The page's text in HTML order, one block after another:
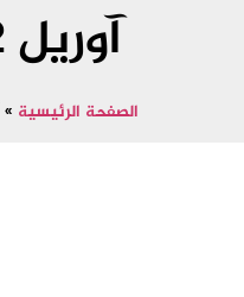
آوریل 22, 2019
الصفحة الرئيسية »